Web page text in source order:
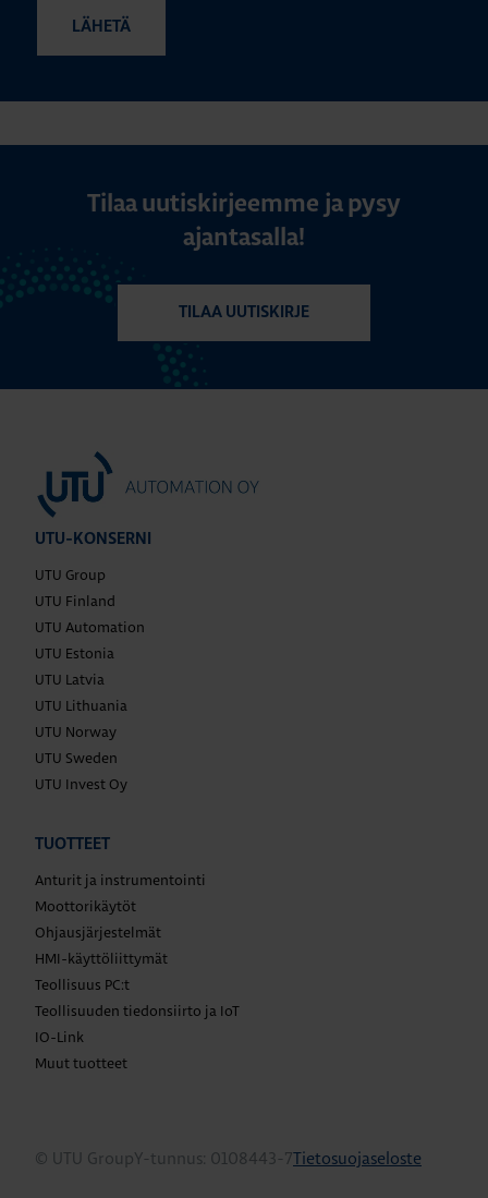
Tilaa uutiskirjeemme ja pysy
ajantasalla!
TILAA UUTISKIRJE
UTU-KONSERNI
UTU Group
UTU Finland
UTU Automation
UTU Estonia
UTU Latvia
UTU Lithuania
UTU Norway
UTU Sweden
UTU Invest Oy
TUOTTEET
Anturit ja instrumentointi
Moottorikäytöt
Ohjausjärjestelmät
HMI-käyttöliittymät
Teollisuus PC:t
Teollisuuden tiedonsiirto ja IoT
IO-Link
Muut tuotteet
© UTU GroupY-tunnus: 0108443-7Tietosuojaseloste